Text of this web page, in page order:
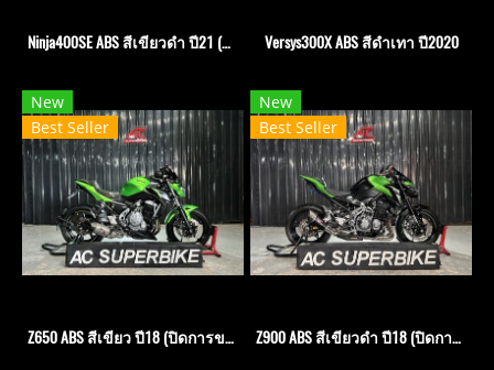
Ninja400SE ABS สีเขียวดำ ปี21 (ปิดการขาย) Versys300X ABS สีดำเทา ปี2020
New
Best Seller
Z650 ABS สีเขียว ปี18 (ปิดการขาย)
New
Best Seller
Z900 ABS สีเขียวดำ ปี18 (ปิดการขาย)